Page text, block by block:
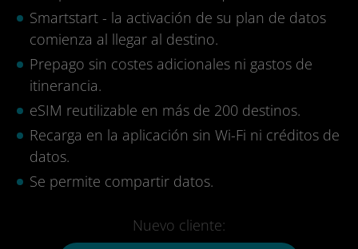
Smartstart - la activación de su plan de datos
comienza al llegar al destino.
Prepago sin costes adicionales ni gastos de
itinerancia.
eSIM reutilizable en más de 200 destinos.
Recarga en la aplicación sin Wi-Fi ni créditos de
datos.
Se permite compartir datos.
Nuevo cliente: